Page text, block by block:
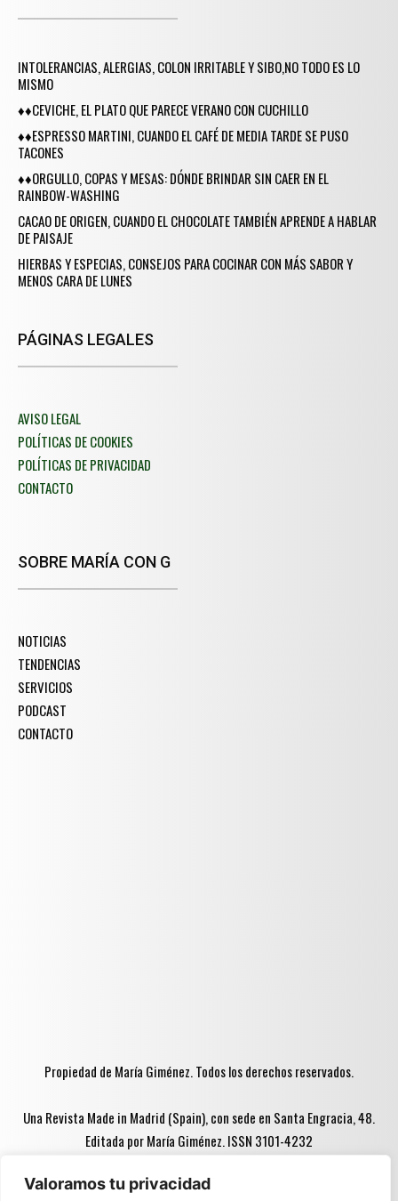
Valoramos tu privacidad
INTOLERANCIAS, ALERGIAS, COLON IRRITABLE Y SIBO,NO TODO ES LO
MISMO
♦♦CEVICHE, EL PLATO QUE PARECE VERANO CON CUCHILLO
♦♦ESPRESSO MARTINI, CUANDO EL CAFÉ DE MEDIA TARDE SE PUSO
TACONES
♦♦ORGULLO, COPAS Y MESAS: DÓNDE BRINDAR SIN CAER EN EL
RAINBOW-WASHING
CACAO DE ORIGEN, CUANDO EL CHOCOLATE TAMBIÉN APRENDE A HABLAR
DE PAISAJE
HIERBAS Y ESPECIAS, CONSEJOS PARA COCINAR CON MÁS SABOR Y
MENOS CARA DE LUNES
PÁGINAS LEGALES
AVISO LEGAL
POLÍTICAS DE COOKIES
POLÍTICAS DE PRIVACIDAD
CONTACTO
SOBRE MARÍA CON G
NOTICIAS
TENDENCIAS
SERVICIOS
PODCAST
CONTACTO
Propiedad de María Giménez. Todos los derechos reservados.
Una Revista Made in Madrid (Spain), con sede en Santa Engracia, 48.
Editada por María Giménez. ISSN 3101-4232
Advertencia ♦♦: